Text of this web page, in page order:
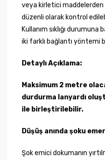
veya kirletici maddelerden
düzenli olarak kontrol
Kullanım sıklığı
iki farklı bağlantı yöntemi
Detaylı Açıklama:
Maksimum 2 metre
durdurma lanyardı
ile birleştirilebilir.
Düşüş anında şoku
Şok emici dokumanın